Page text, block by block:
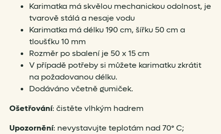
Karimatka má skvělou mechanickou odolnost, je
tvarově stálá a nesaje vodu
Karimatka má délku 190 cm, šířku 50 cm a
tloušťku 10 mm
Rozměr po sbalení je 50 x 15 cm
V případě potřeby si můžete karimatku zkrátit
na požadovanou délku.
Dodáváno včetně gumiček.
Ošetřování: čistěte vlhkým hadrem
Upozornění: nevystavujte teplotám nad 70° C;